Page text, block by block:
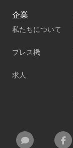
企業
私たちについて
プレス機
求人